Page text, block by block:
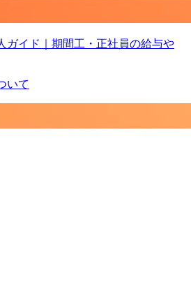
ガイド｜期間工・正社員の給与や
いて